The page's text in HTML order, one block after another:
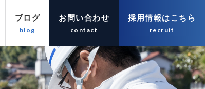
ブログ お問い合わせ 採用情報はこちら